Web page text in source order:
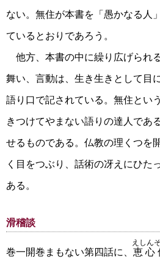
ない。無住が本書を「愚かなる人
ているとおりであろう。
他方、本書の中に繰り広げられ
舞い、言動は、生き生きとして目
語り口で記されている。無住とい
きつけてやまない語りの達人であ
せるものである。仏教の理くつを
く目をつぶり、話術の冴えにひた
ある。
滑稽談
巻一開巻まもない第四話に、 恵心
えしん